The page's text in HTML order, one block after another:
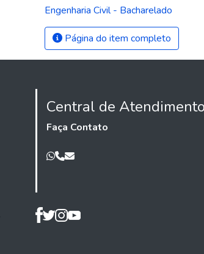
Engenharia Civil - Bacharelado
Página do item completo
Central de Atendimento
Faça Contato